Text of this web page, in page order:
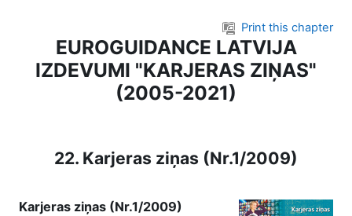
Print this chapter
EUROGUIDANCE LATVIJA
IZDEVUMI "KARJERAS ZIŅAS"
(2005-2021)
22. Karjeras ziņas (Nr.1/2009)
Karjeras ziņas (Nr.1/2009)